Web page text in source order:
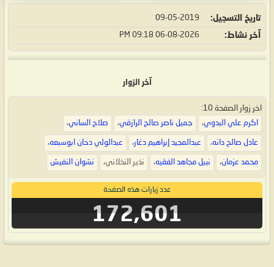
تاريخ التسجيل 09-05-2019
آخر نشاط 06-08-2026
09:18 PM
آخر الزوار
اخر زوار الصفحة 10:
اكرم علي البدوي، جميل ناصر صالح الرازقي، صلاح الساني،
عادل صالح دانه، عبدالمجيد إبراهيم دغار، عبدالولي دحان ابوسبعه،
محمد عزمان، نبيل مجاهد الفقيه، نذير النخلاني، نشوان النفيش
عدد زيارات هذه الصفحة
172,601